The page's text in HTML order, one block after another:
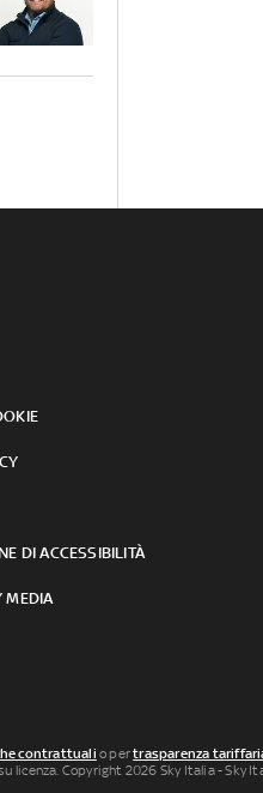
DI ACCESSIBILITÀ
MEDIA
contrattuali o pertrasparenza
Copyright 2026 Sky Italia - Sky